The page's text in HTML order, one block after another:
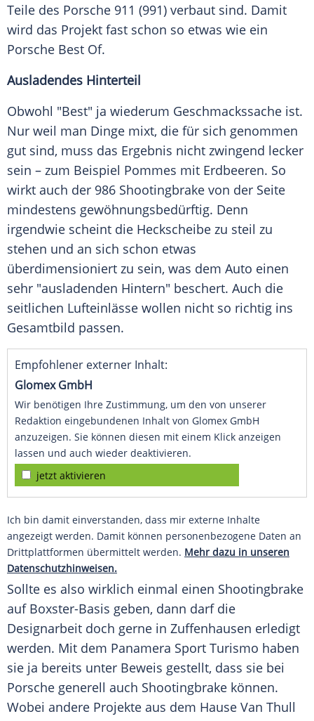
Teile des Porsche 911 (991) verbaut sind. Damit
wird das Projekt fast schon so etwas wie ein
Porsche Best Of.
Ausladendes Hinterteil
Obwohl "Best" ja wiederum Geschmackssache ist.
Nur weil man Dinge mixt, die für sich genommen
gut sind, muss das Ergebnis nicht zwingend lecker
sein – zum Beispiel Pommes mit Erdbeeren. So
wirkt auch der 986 Shootingbrake von der Seite
mindestens gewöhnungsbedürftig. Denn
irgendwie scheint die Heckscheibe zu steil zu
stehen und an sich schon etwas
überdimensioniert zu sein, was dem Auto einen
sehr "ausladenden Hintern" beschert. Auch die
seitlichen Lufteinlässe wollen nicht so richtig ins
Gesamtbild passen.
Empfohlener externer Inhalt:
Glomex GmbH
Wir benötigen Ihre Zustimmung, um den von unserer
Redaktion eingebundenen Inhalt von Glomex GmbH
anzuzeigen. Sie können diesen mit einem Klick anzeigen
lassen und auch wieder deaktivieren.
jetzt aktivieren
Ich bin damit einverstanden, dass mir externe Inhalte
angezeigt werden. Damit können personenbezogene Daten an
Drittplattformen übermittelt werden. Mehr dazu in unseren
Datenschutzhinweisen.
Sollte es also wirklich einmal einen Shootingbrake
auf Boxster-Basis geben, dann darf die
Designarbeit doch gerne in Zuffenhausen erledigt
werden. Mit dem Panamera Sport Turismo haben
sie ja bereits unter Beweis gestellt, dass sie bei
Porsche generell auch Shootingbrake können.
Wobei andere Projekte aus dem Hause Van Thull